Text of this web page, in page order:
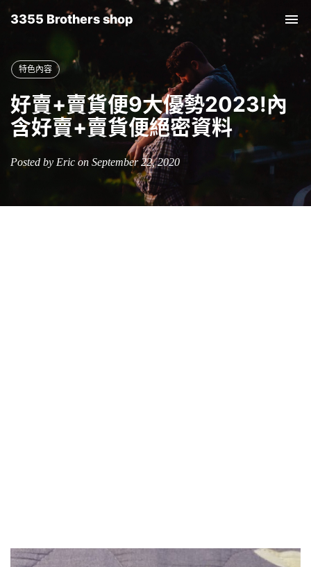
3355 Brothers shop
特色內容
好賣+賣貨便9大優勢2023!內
含好賣+賣貨便絕密資料
Posted by Eric on September 22, 2020